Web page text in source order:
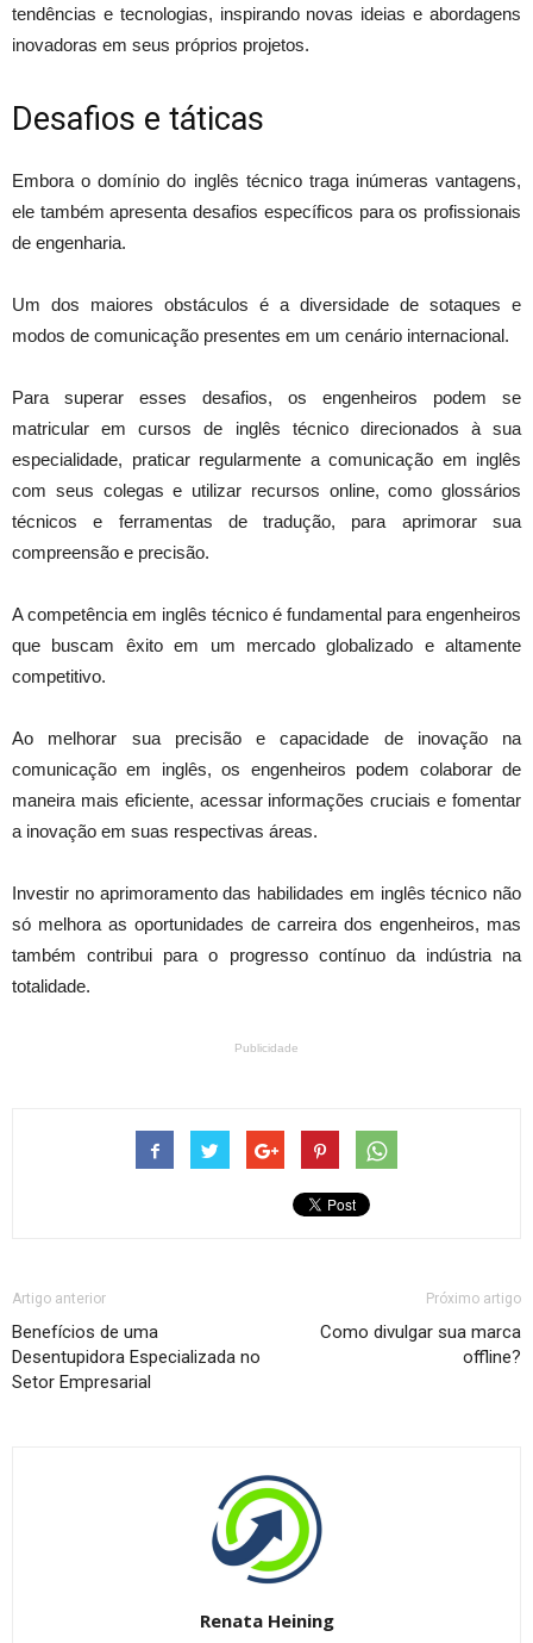
tendências e tecnologias, inspirando novas ideias e abordagens
inovadoras em seus próprios projetos.
Desafios e táticas
Embora o domínio do inglês técnico traga inúmeras vantagens,
ele também apresenta desafios específicos para os profissionais
de engenharia.
Um dos maiores obstáculos é a diversidade de sotaques e
modos de comunicação presentes em um cenário internacional.
Para superar esses desafios, os engenheiros podem se
matricular em cursos de inglês técnico direcionados à sua
especialidade, praticar regularmente a comunicação em inglês
com seus colegas e utilizar recursos online, como glossários
técnicos e ferramentas de tradução, para aprimorar sua
compreensão e precisão.
A competência em inglês técnico é fundamental para engenheiros
que buscam êxito em um mercado globalizado e altamente
competitivo.
Ao melhorar sua precisão e capacidade de inovação na
comunicação em inglês, os engenheiros podem colaborar de
maneira mais eficiente, acessar informações cruciais e fomentar
a inovação em suas respectivas áreas.
Investir no aprimoramento das habilidades em inglês técnico não
só melhora as oportunidades de carreira dos engenheiros, mas
também contribui para o progresso contínuo da indústria na
totalidade.
Publicidade
Artigo anterior
Benefícios de uma
Desentupidora Especializada no
Setor Empresarial
Próximo artigo
Como divulgar sua marca
offline?
Renata Heining